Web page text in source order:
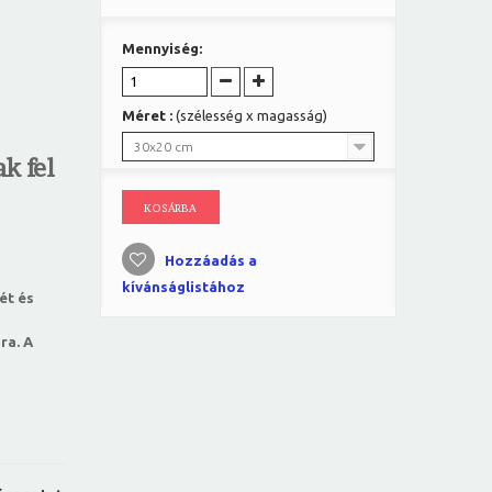
fel
és
A
Mennyiség:
Méret : (szélesség x magasság)
30x20 cm
KOSÁRBA
Hozzáadás a
kívánságlistához